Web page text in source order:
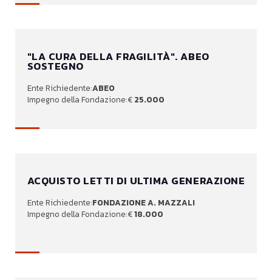
"LA CURA DELLA FRAGILITÀ". ABEO
SOSTEGNO
ABEO
25.000
ACQUISTO LETTI DI ULTIMA GENERAZIONE
FONDAZIONE A. MAZZALI
18.000